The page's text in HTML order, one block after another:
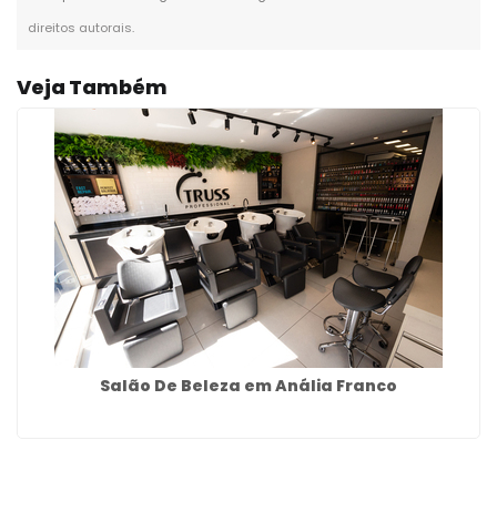
direitos autorais.
Veja Também
Salão De Beleza em Anália Franco